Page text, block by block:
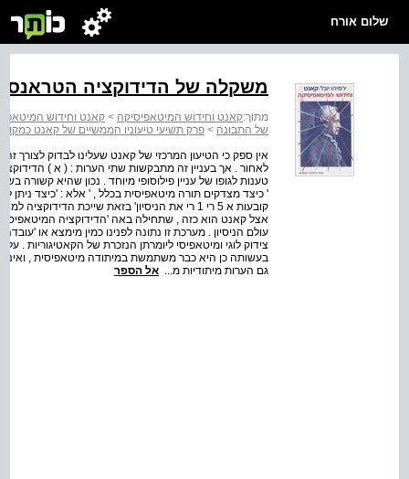
שלום אורח
משקלה של הדידוקציה
מתוך:קאנט וחידוש המיטאפיסיקה > קאנט וחידוש
של התבונה > פרק תשיעי טיעוניו הממשיים של קאנט
אין ספק כי הטיעון המרכזי של קאנט שעלינו לבדוק לצורך
לאחור . אך בעניין זה מתבקשות שתי הערות : ( א )
' כיצד מצדקים תורה מיטאפיסית בכלל , ' אלא : 'כיצד
קובעות א 5 רי 1 רי את הניסיון' בזאת שייכת
אצל קאנט הוא כזה , שתחילה באה 'הדידוקציה
עולם הניסיון . מערכת זו נתונה לפנינו כמין מימצא או
צידוק לוגי ומיטאפיסי ליומרתן הנזכרת של הקאטיגוריות
בעשותה כן היא כבר משתמשת במיתודה מיטאפיסית ,
גם הערות מיתודיות מ... אל הספר